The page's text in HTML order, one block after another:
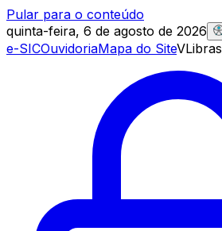
Pular para o conteúdo
quinta-feira, 6 de agosto de 2026
e-SICOuvidoriaMapa do SiteVLibras